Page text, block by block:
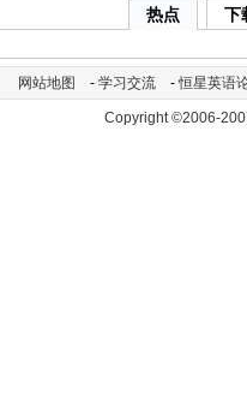
热点 下
网站地图 - 学习交流 -恒星英语
Copyright ©2006-